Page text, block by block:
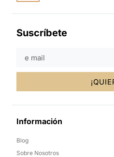
Suscríbete
Información
Blog
Sobre Nosotros